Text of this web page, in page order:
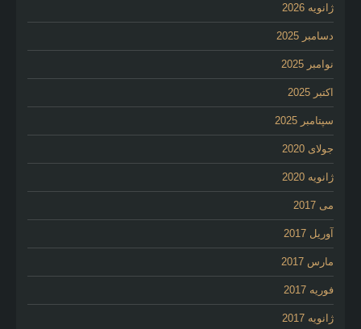
ژانویه 2026
دسامبر 2025
نوامبر 2025
اکتبر 2025
سپتامبر 2025
جولای 2020
ژانویه 2020
می 2017
آوریل 2017
مارس 2017
فوریه 2017
ژانویه 2017